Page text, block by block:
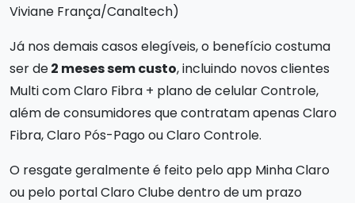
Viviane França/Canaltech)
Já nos demais casos elegíveis, o benefício costuma
ser de2 meses sem custo, incluindo novos clientes
Multi com Claro Fibra + plano de celular Controle,
além de consumidores que contratam apenas Claro
Fibra, Claro Pós-Pago ou Claro Controle.
O resgate geralmente é feito pelo app Minha Claro
ou pelo portal Claro Clube dentro de um prazo